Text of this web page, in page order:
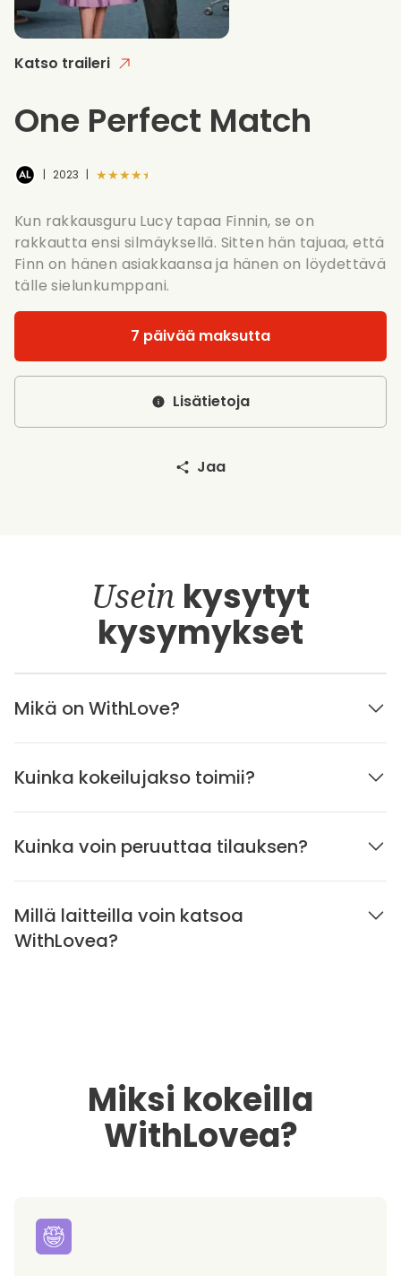
Katso traileri
One Perfect Match
| 2023 | ★★★★★
Kun rakkausguru Lucy tapaa Finnin, se on
rakkautta ensi silmäyksellä. Sitten hän tajuaa, että
Finn on hänen asiakkaansa ja hänen on löydettävä
tälle sielunkumppani.
7 päivää maksutta
Lisätietoja
Jaa
Usein kysytyt
kysymykset
Mikä on WithLove?
Kuinka kokeilujakso toimii?
Kuinka voin peruuttaa tilauksen?
Millä laitteilla voin katsoa
WithLovea?
Miksi kokeilla
WithLovea?